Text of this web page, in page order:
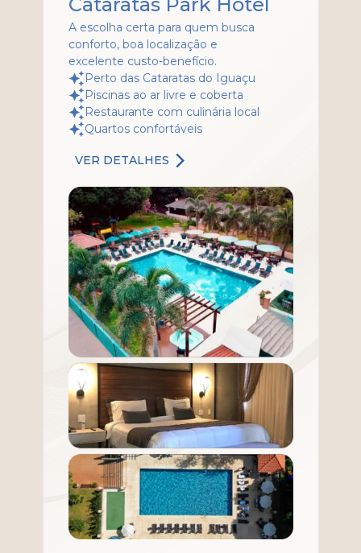
A escolha certa para quem busca
conforto, boa localização e
excelente custo-benefício.
Perto das Cataratas do Iguaçu
Piscinas ao ar livre e coberta
Restaurante com culinária local
Quartos confortáveis
VER DETALHES